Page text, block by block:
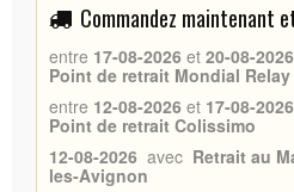
Commandez maintenant
entre 17-08-2026 et 20-08-2026
Point de retrait Mondial Relay
entre 12-08-2026 et 17-08-2026
Point de retrait Colissimo
12-08-2026 avec Retrait au
les-Avignon